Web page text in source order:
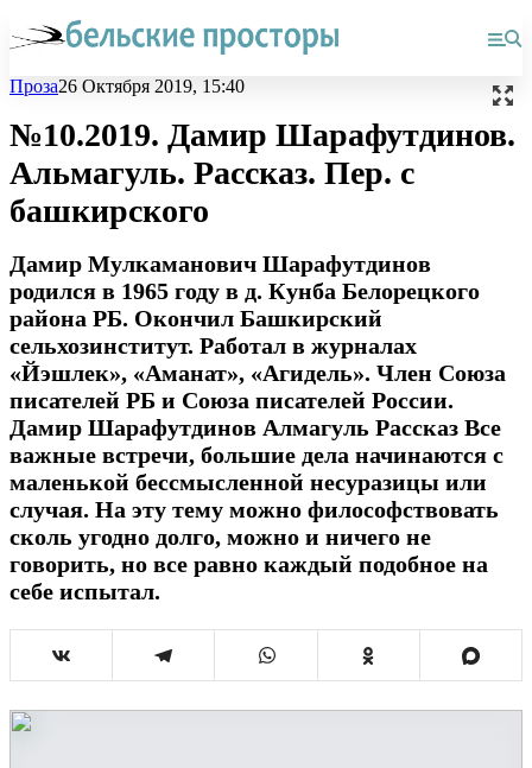
Проза26 Октября 2019, 15:40
№10.2019. Дамир Шарафутдинов.
Альмагуль. Рассказ. Пер. с
башкирского
Дамир Мулкаманович Шарафутдинов
родился в 1965 году в д. Кунба Белорецкого
района РБ. Окончил Башкирский
сельхозинститут. Работал в журналах
«Йэшлек», «Аманат», «Агидель». Член Союза
писателей РБ и Союза писателей России.
Дамир Шарафутдинов Алмагуль Рассказ Все
важные встречи, большие дела начинаются с
маленькой бессмысленной несуразицы или
случая. На эту тему можно философствовать
сколь угодно долго, можно и ничего не
говорить, но все равно каждый подобное на
себе испытал.